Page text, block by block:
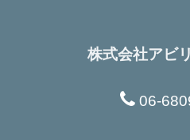
株式会社アビ